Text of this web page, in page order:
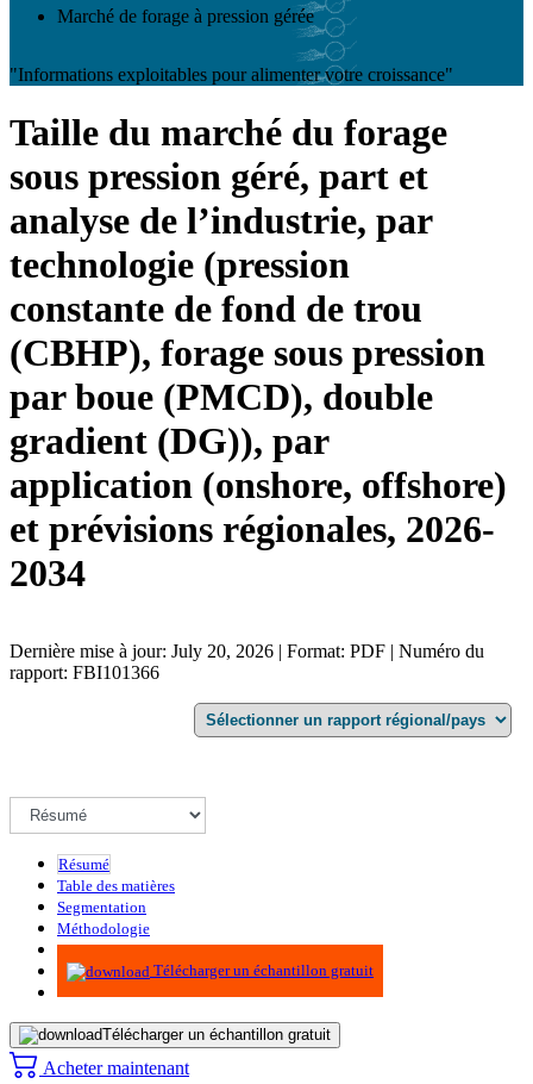
Marché de forage à pression gérée
"Informations exploitables pour alimenter votre croissance"
Taille du marché du forage
sous pression géré, part et
analyse de l’industrie, par
technologie (pression
constante de fond de trou
(CBHP), forage sous pression
par boue (PMCD), double
gradient (DG)), par
application (onshore, offshore)
et prévisions régionales, 2026-
2034
Dernière mise à jour: July 20, 2026 | Format: PDF | Numéro du
rapport: FBI101366
Résumé
Table des matières
Segmentation
Méthodologie
Infographie
Télécharger un échantillon gratuit
Télécharger un échantillon gratuit
Acheter maintenant